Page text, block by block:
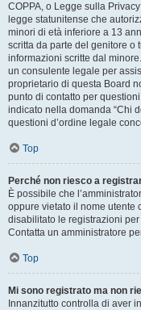
COPPA, o Legge sulla
legge statunitense che
minori di età inferiore a 13
scritta da parte del genitore o
informazioni scritte dal
un consulente legale per
proprietario di questa Board
punto di contatto per
indicato nella domanda “Chi
questioni d’ordine legale
Top
Perché non riesco a
È possibile che
oppure vietato il nome utente
disabilitato le registrazioni
Contatta un amministratore
Top
Mi sono registrato ma non
Innanzitutto controlla di aver